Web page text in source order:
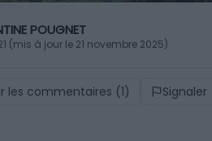
POUGNET
(mis à jour le 21 novembre 2025)
les commentaires (1) Signaler